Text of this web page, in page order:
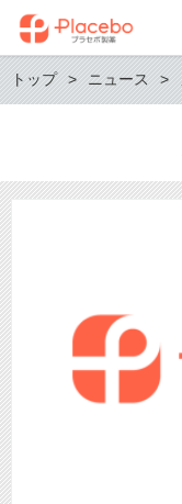
トップ ニュース